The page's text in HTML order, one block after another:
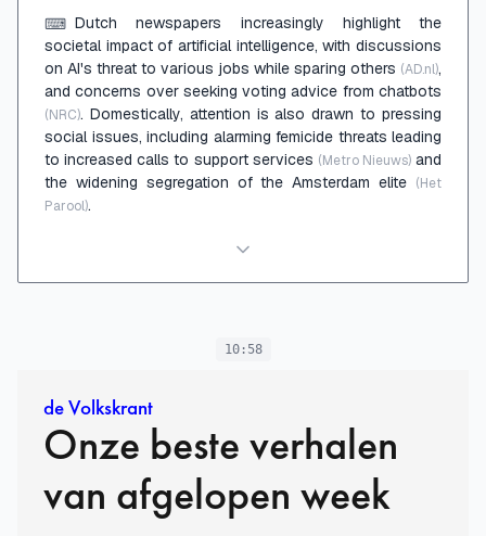
⌨ Dutch newspapers increasingly highlight the
societal impact of artificial intelligence, with discussions
on AI's threat to various jobs while sparing others (AD.nl),
and concerns over seeking voting advice from chatbots
(NRC). Domestically, attention is also drawn to pressing
social issues, including alarming femicide threats leading
to increased calls to support services (Metro Nieuws)and
the widening segregation of the Amsterdam elite (Het
Parool).
10:58
de Volkskrant
Onze beste verhalen
van afgelopen week